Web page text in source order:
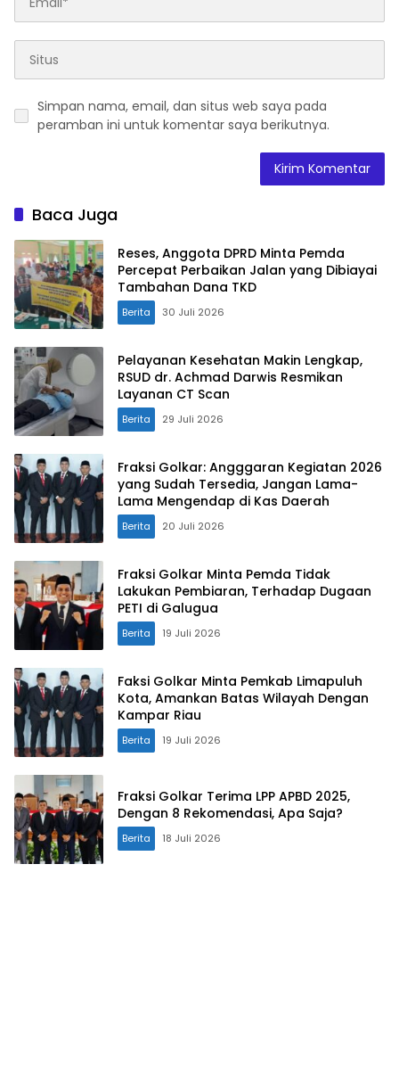
Simpan nama, email, dan situs web saya pada
peramban ini untuk komentar saya berikutnya.
Baca Juga
Reses, Anggota DPRD Minta Pemda
Percepat Perbaikan Jalan yang Dibiayai
Tambahan Dana TKD
Berita 30 Juli 2026
Pelayanan Kesehatan Makin Lengkap,
RSUD dr. Achmad Darwis Resmikan
Layanan CT Scan
Berita 29 Juli 2026
Fraksi Golkar: Angggaran Kegiatan 2026
yang Sudah Tersedia, Jangan Lama-
Lama Mengendap di Kas Daerah
Berita 20 Juli 2026
Fraksi Golkar Minta Pemda Tidak
Lakukan Pembiaran, Terhadap Dugaan
PETI di Galugua
Berita 19 Juli 2026
Faksi Golkar Minta Pemkab Limapuluh
Kota, Amankan Batas Wilayah Dengan
Kampar Riau
Berita 19 Juli 2026
Fraksi Golkar Terima LPP APBD 2025,
Dengan 8 Rekomendasi, Apa Saja?
Berita 18 Juli 2026